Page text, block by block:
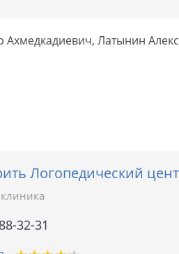
Латынин
Логопедический
32-31